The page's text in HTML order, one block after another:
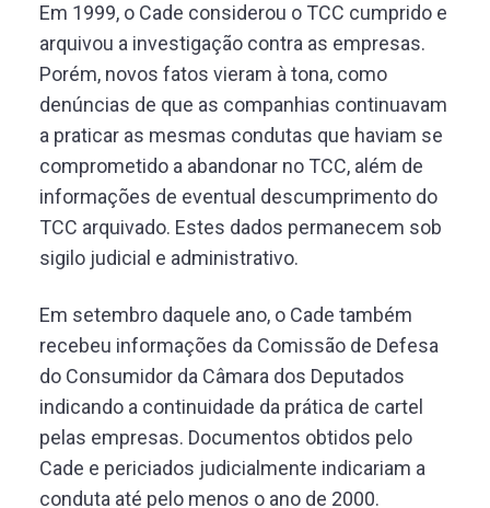
Em 1999, o Cade considerou o TCC cumprido e
arquivou a investigação contra as empresas.
Porém, novos fatos vieram à tona, como
denúncias de que as companhias continuavam
a praticar as mesmas condutas que haviam se
comprometido a abandonar no TCC, além de
informações de eventual descumprimento do
TCC arquivado. Estes dados permanecem sob
sigilo judicial e administrativo.
Em setembro daquele ano, o Cade também
recebeu informações da Comissão de Defesa
do Consumidor da Câmara dos Deputados
indicando a continuidade da prática de cartel
pelas empresas. Documentos obtidos pelo
Cade e periciados judicialmente indicariam a
conduta até pelo menos o ano de 2000.